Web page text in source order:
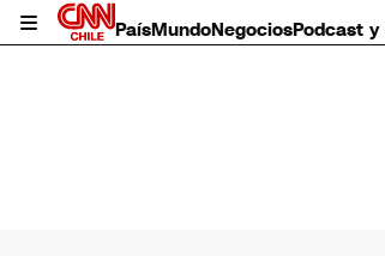
PaísMundoNegociosPodcast